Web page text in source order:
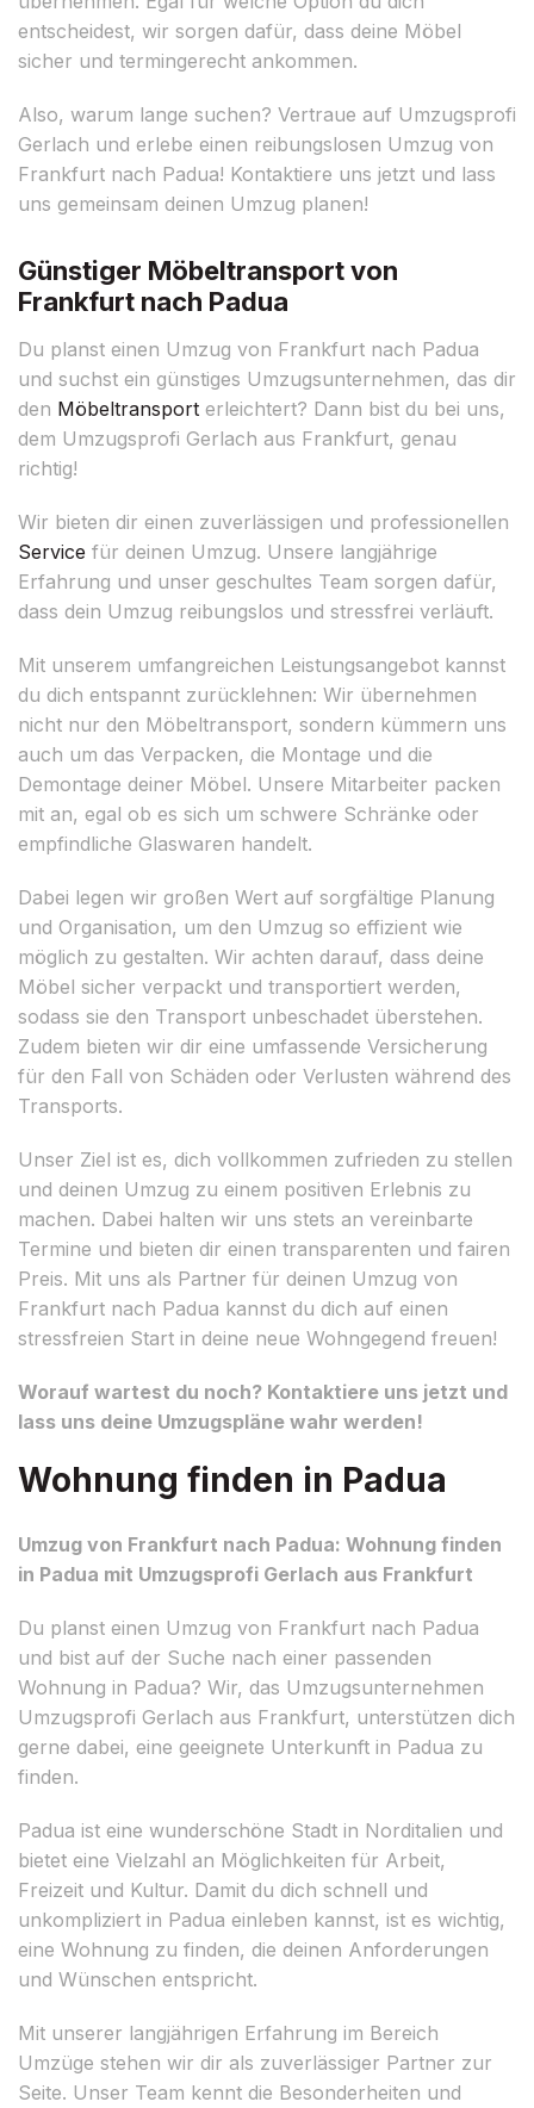
entscheidest, wir sorgen dafür, dass deine Möbel
sicher und termingerecht ankommen.
Also, warum lange suchen? Vertraue auf Umzugsprofi
Gerlach und erlebe einen reibungslosen Umzug von
Frankfurt nach Padua! Kontaktiere uns jetzt und lass
uns gemeinsam deinen Umzug planen!
Günstiger Möbeltransport von
Frankfurt nach Padua
Du planst einen Umzug von Frankfurt nach Padua
und suchst ein günstiges Umzugsunternehmen, das dir
den Möbeltransport erleichtert? Dann bist du bei uns,
dem Umzugsprofi Gerlach aus Frankfurt, genau
richtig!
Wir bieten dir einen zuverlässigen und professionellen
Service für deinen Umzug. Unsere langjährige
Erfahrung und unser geschultes Team sorgen dafür,
dass dein Umzug reibungslos und stressfrei verläuft.
Mit unserem umfangreichen Leistungsangebot kannst
du dich entspannt zurücklehnen: Wir übernehmen
nicht nur den Möbeltransport, sondern kümmern uns
auch um das Verpacken, die Montage und die
Demontage deiner Möbel. Unsere Mitarbeiter packen
mit an, egal ob es sich um schwere Schränke oder
empfindliche Glaswaren handelt.
Dabei legen wir großen Wert auf sorgfältige Planung
und Organisation, um den Umzug so effizient wie
möglich zu gestalten. Wir achten darauf, dass deine
Möbel sicher verpackt und transportiert werden,
sodass sie den Transport unbeschadet überstehen.
Zudem bieten wir dir eine umfassende Versicherung
für den Fall von Schäden oder Verlusten während des
Transports.
Unser Ziel ist es, dich vollkommen zufrieden zu stellen
und deinen Umzug zu einem positiven Erlebnis zu
machen. Dabei halten wir uns stets an vereinbarte
Termine und bieten dir einen transparenten und fairen
Preis. Mit uns als Partner für deinen Umzug von
Frankfurt nach Padua kannst du dich auf einen
stressfreien Start in deine neue Wohngegend freuen!
Worauf wartest du noch? Kontaktiere uns jetzt und
lass uns deine Umzugspläne wahr werden!
Wohnung finden in Padua
Umzug von Frankfurt nach Padua: Wohnung finden
in Padua mit Umzugsprofi Gerlach aus Frankfurt
Du planst einen Umzug von Frankfurt nach Padua
und bist auf der Suche nach einer passenden
Wohnung in Padua? Wir, das Umzugsunternehmen
Umzugsprofi Gerlach aus Frankfurt, unterstützen dich
gerne dabei, eine geeignete Unterkunft in Padua zu
finden.
Padua ist eine wunderschöne Stadt in Norditalien und
bietet eine Vielzahl an Möglichkeiten für Arbeit,
Freizeit und Kultur. Damit du dich schnell und
unkompliziert in Padua einleben kannst, ist es wichtig,
eine Wohnung zu finden, die deinen Anforderungen
und Wünschen entspricht.
Mit unserer langjährigen Erfahrung im Bereich
Umzüge stehen wir dir als zuverlässiger Partner zur
Seite. Unser Team kennt die Besonderheiten und